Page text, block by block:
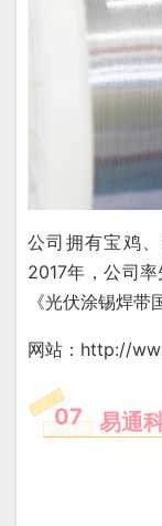
公司拥有宝鸡
2017年，公司
《光伏涂锡焊带
网站：http://
07 易通